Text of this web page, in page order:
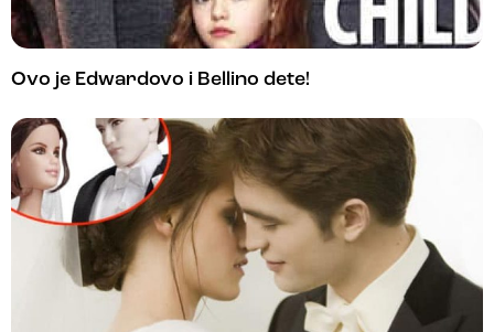
Ovo je Edwardovo i Bellino dete!